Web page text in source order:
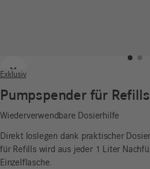
Zurück
Weiter
Exklusiv
Pumpspender für Refills
Wiederverwendbare Dosierhilfe
Direkt loslegen dank praktischer
für Refills wird aus jeder 1 Liter
Einzelflasche.